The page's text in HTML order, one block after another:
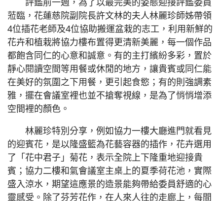
蒞臨，花蓮慈院副院長許文林的夫人林麗珍師姊帶領
4位插花老師及4位協助搬運盆栽的志工，利用新鮮的
花卉和植栽將協力樓布置得更清新美麗，每一個作品
都飽含同仁的心意和誠意。有的主打繽紛多彩，置於
靜心閱讀空間等用餐或休閒的地方，讓貴賓或同仁能
在美好的氛圍之下用餐，更引起食慾；有的則強調素
雅，擺在會議室裡也並不搶奪視線，是為了悄悄增添
空間裡的顏色。
林麗珍特別分享，例如協力一樓大廳進門就看見
的迎賓花，是以隆盛籃為花藝容器的插作，花卉選用
了「花中君子」菊花，表示全院上下隆重地迎接貴
賓；協力二樓和氣會議室主桌上的夏季荷花池，實際
盛入涼水，期望這應景的造景能夠帶給委員舒適的心
靈感受。除了芬芳花作，在人來人往的走廊上，每間